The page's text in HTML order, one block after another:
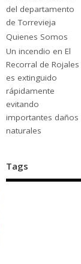
del departamento
de Torrevieja
Quienes Somos
Un incendio en El
Recorral de Rojales
es extinguido
rápidamente
evitando
importantes daños
naturales
Tags